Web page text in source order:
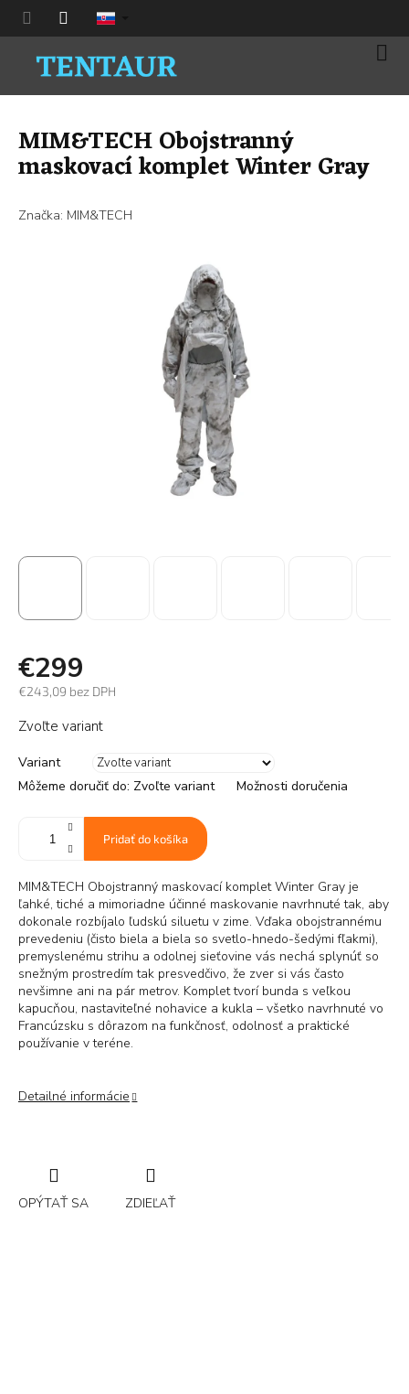
Prejsť
obsah
MIM&TECH Obojstranný
maskovací komplet Winter Gray
Značka: MIM&TECH
€299
€243,09 bez DPH
Jednotková
cena:
Zvoľte variant
Variant
Môžeme doručiť do: Zvoľte variant Možnosti doručenia
Pridať do košíka
MIM&TECH Obojstranný maskovací komplet Winter Gray je
ľahké, tiché a mimoriadne účinné maskovanie navrhnuté tak, aby
dokonale rozbíjalo ľudskú siluetu v zime. Vďaka obojstrannému
prevedeniu (čisto biela a biela so svetlo-hnedo-šedými fľakmi),
premyslenému strihu a odolnej sieťovine vás nechá splynúť so
snežným prostredím tak presvedčivo, že zver si vás často
nevšimne ani na pár metrov. Komplet tvorí bunda s veľkou
kapucňou, nastaviteľné nohavice a kukla – všetko navrhnuté vo
Francúzsku s dôrazom na funkčnosť, odolnosť a praktické
používanie v teréne.
Detailné informácie
OPÝTAŤ SA ZDIEĽAŤ